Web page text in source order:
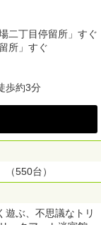
二丁目停留所」すぐ
所」すぐ
歩約3分
550台）
遊ぶ、不思議なトリ